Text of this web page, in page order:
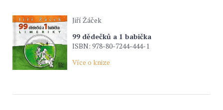
Jiří Žáček
99 dědečků a 1 babička
ISBN: 978-80-7244-444-1
Více o knize